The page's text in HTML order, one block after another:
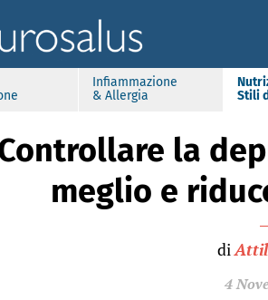
Infiammazione
& Allergia
Stili
la
meglio e
di
4